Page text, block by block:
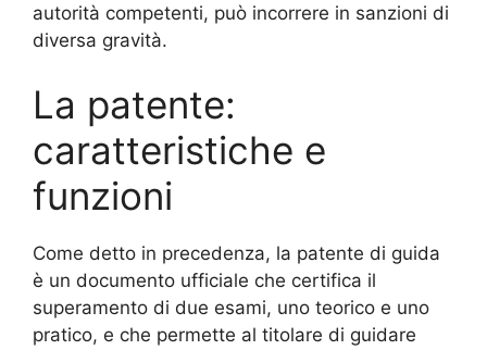
autorità competenti, può incorrere in sanzioni di
diversa gravità.
La patente:
caratteristiche e
funzioni
Come detto in precedenza, la patente di guida
è un documento ufficiale che certifica il
superamento di due esami, uno teorico e uno
pratico, e che permette al titolare di guidare